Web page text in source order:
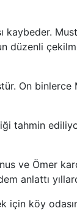
düzenli
On
tahmin
ve Ömer
anlattı
için köy